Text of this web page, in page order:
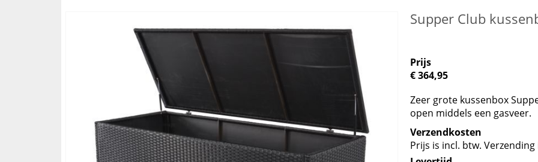
Supper Club
Prijs
€ 364,95
Zeer grote kussenbox
open middels een gasveer.
Verzendkosten
Prijs is incl. btw. Verzending